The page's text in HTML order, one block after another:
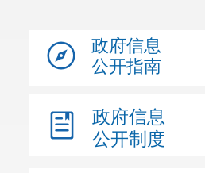
政府信息
公开指南
政府信息
公开制度